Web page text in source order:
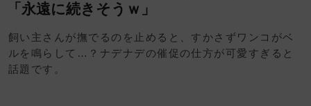
「永遠に続きそうｗ」
飼い主さんが撫でるのを止めると、すかさずワンコがベ
ルを鳴らして…？ナデナデの催促の仕方が可愛すぎると
話題です。